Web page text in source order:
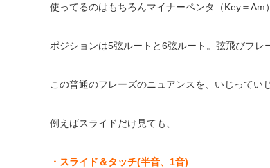
使ってるのはもちろんマイナーペンタ（Key＝Am
ポジションは5弦ルートと6弦ルート。弦飛びフレ
この普通のフレーズのニュアンスを、いじってい
例えばスライドだけ見ても、
・スライド＆タッチ(半音、1音)